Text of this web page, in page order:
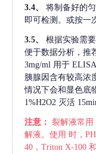
3.4、 将制备好的
即可检测。或按一
3.5、 根据实验需
便于数据分析，推
3mg/ml 用于
胰腺因含有较高浓
情况下会和显色底
1%H2O2 灭活
注意： 裂解液常用
解液。使用 时，
40，Triton X-100